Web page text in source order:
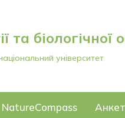
біологічної
університет
NatureCompass